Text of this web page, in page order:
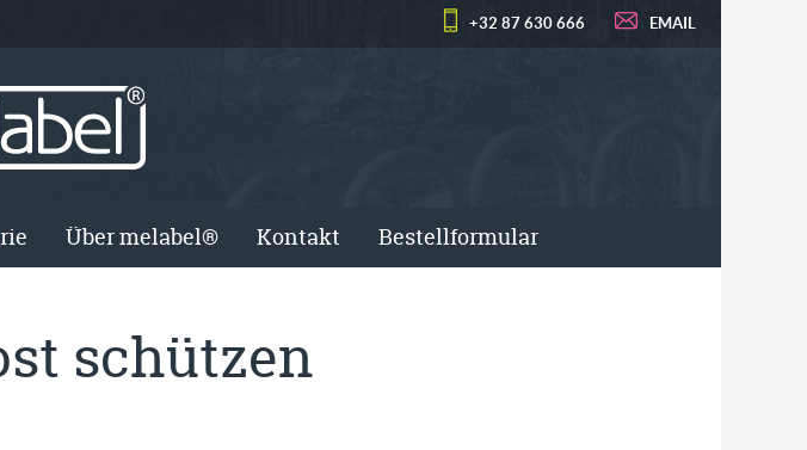
+32 87 630 666 EMAIL
Über melabel® Kontakt Bestellformular
schützen